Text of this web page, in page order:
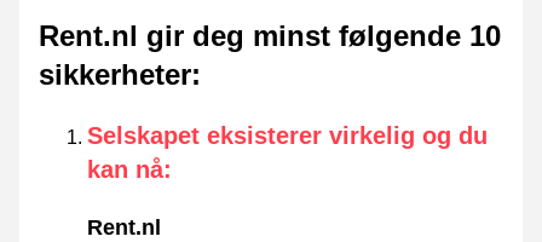
Rent.nl gir deg minst følgende 10
sikkerheter:
Selskapet eksisterer virkelig og du
kan nå:
Rent.nl